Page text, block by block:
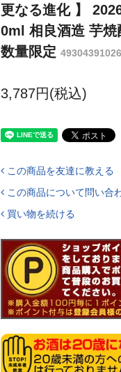
更なる進化 】
0ml 相良酒造 芋焼
数量限定
3,787円(税込)
この商品を友達に教える
この商品について問い合
買い物を続ける